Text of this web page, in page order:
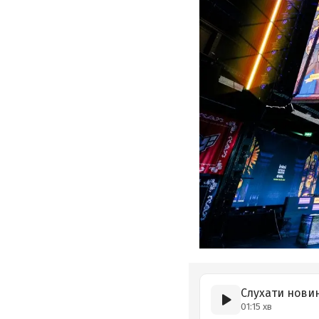
Слухати
01:15 хв